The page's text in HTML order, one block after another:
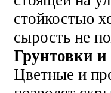
стойкостью
сырость не
Грунтовки
Цветные и